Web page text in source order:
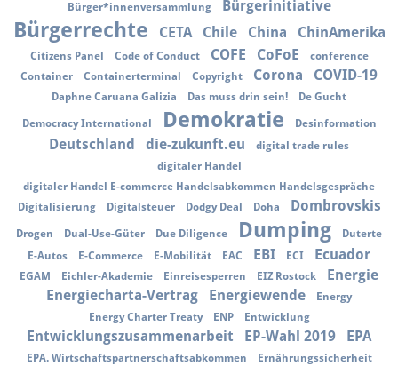
Bürger*innenversammlung
Bürgerinitiative
Bürgerrechte CETA Chile China ChinAmerika
Citizens Panel Code of Conduct COFE CoFoE
conference
Container
Containerterminal Copyright Corona COVID-19
Daphne Caruana Galizia Das muss drin sein! De Gucht
Democracy International Demokratie Desinformation
Deutschland die-zukunft.eu
digital trade rules
digitaler Handel
digitaler Handel E-commerce Handelsabkommen Handelsgespräche
Digitalisierung
Digitalsteuer Dodgy Deal Doha Dombrovskis
Drogen Dual-Use-Güter Due Diligence Dumping
Duterte
E-Autos
E-Commerce E-Mobilität EAC EBI ECI Ecuador
EGAM Eichler-Akademie Einreisesperren EIZ Rostock
Energie
Energiecharta-Vertrag
Energiewende
Energy
Energy Charter Treaty
ENP Entwicklung
Entwicklungszusammenarbeit EP-Wahl 2019 EPA
EPA. Wirtschaftspartnerschaftsabkommen Ernährungssicherheit